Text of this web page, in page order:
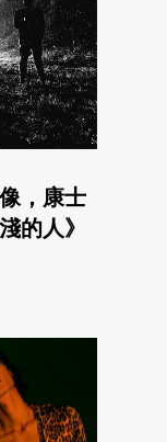
，康士
的人》